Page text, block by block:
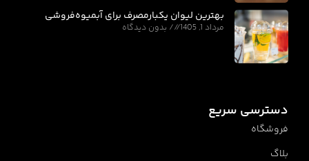
بهترین لیوان یکبارمصرف برای آبمیوه‌فروشی
مرداد 1, 1405 بدون دیدگاه
دسترسی سریع
فروشگاه
بلاگ